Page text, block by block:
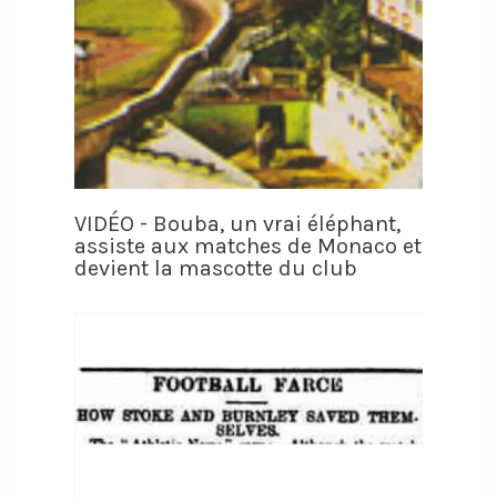
VIDÉO - Bouba, un vrai éléphant,
assiste aux matches de Monaco et
devient la mascotte du club